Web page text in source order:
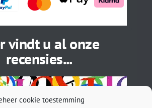
cookie toestemming
vindt u al onze
recensies...